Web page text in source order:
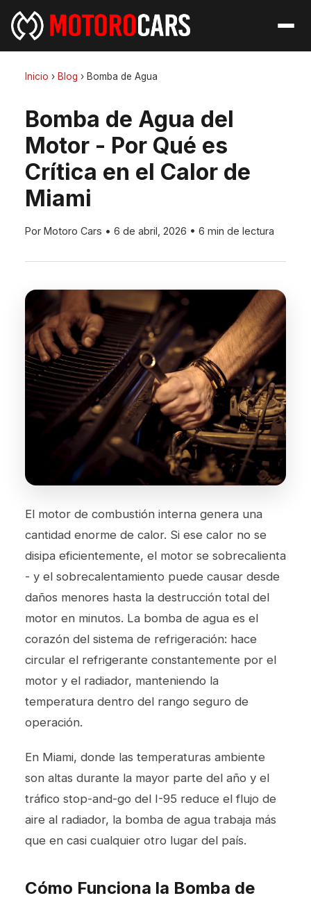
Inicio › Blog › Bomba de Agua
Bomba de Agua del
Motor - Por Qué es
Crítica en el Calor de
Miami
Por Motoro Cars • 6 de abril, 2026 • 6 min de lectura
El motor de combustión interna genera una
cantidad enorme de calor. Si ese calor no se
disipa eficientemente, el motor se sobrecalienta
- y el sobrecalentamiento puede causar desde
daños menores hasta la destrucción total del
motor en minutos. La bomba de agua es el
corazón del sistema de refrigeración: hace
circular el refrigerante constantemente por el
motor y el radiador, manteniendo la
temperatura dentro del rango seguro de
operación.
En Miami, donde las temperaturas ambiente
son altas durante la mayor parte del año y el
tráfico stop-and-go del I-95 reduce el flujo de
aire al radiador, la bomba de agua trabaja más
que en casi cualquier otro lugar del país.
Cómo Funciona la Bomba de